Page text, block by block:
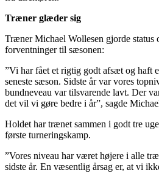
Træner glæder sig
Træner Michael Wollesen gjorde status
forventninger til sæsonen:
”Vi har fået et rigtig godt afsæt og haft
seneste sæson. Sidste år var vores
bundneveau var tilsvarende lavt. Der
det vil vi gøre bedre i år”, sagde
Holdet har trænet sammen i godt tre
første turneringskamp.
”Vores niveau har været højere i alle
sidste år. En væsentlig årsag er, at vi